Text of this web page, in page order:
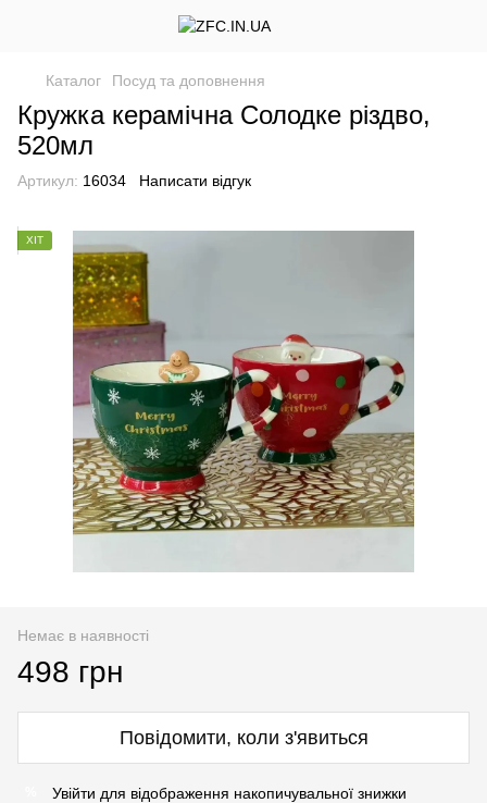
Каталог Посуд та доповнення
Кружка керамічна Солодке різдво,
520мл
Артикул: 16034 Написати відгук
ХІТ
Немає в наявності
498 грн
Повідомити, коли з'явиться
Увійти для відображення накопичувальної знижки